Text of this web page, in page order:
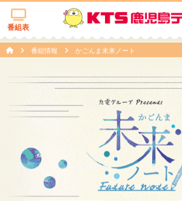
番組表
番組情報 かごんま未来ノート